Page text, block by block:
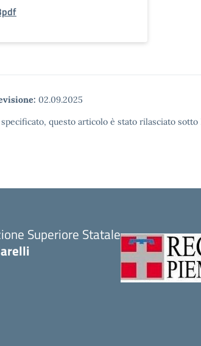
02.09.2025
questo articolo è stato rilasciato
Superiore Statale
iniziale della scuola